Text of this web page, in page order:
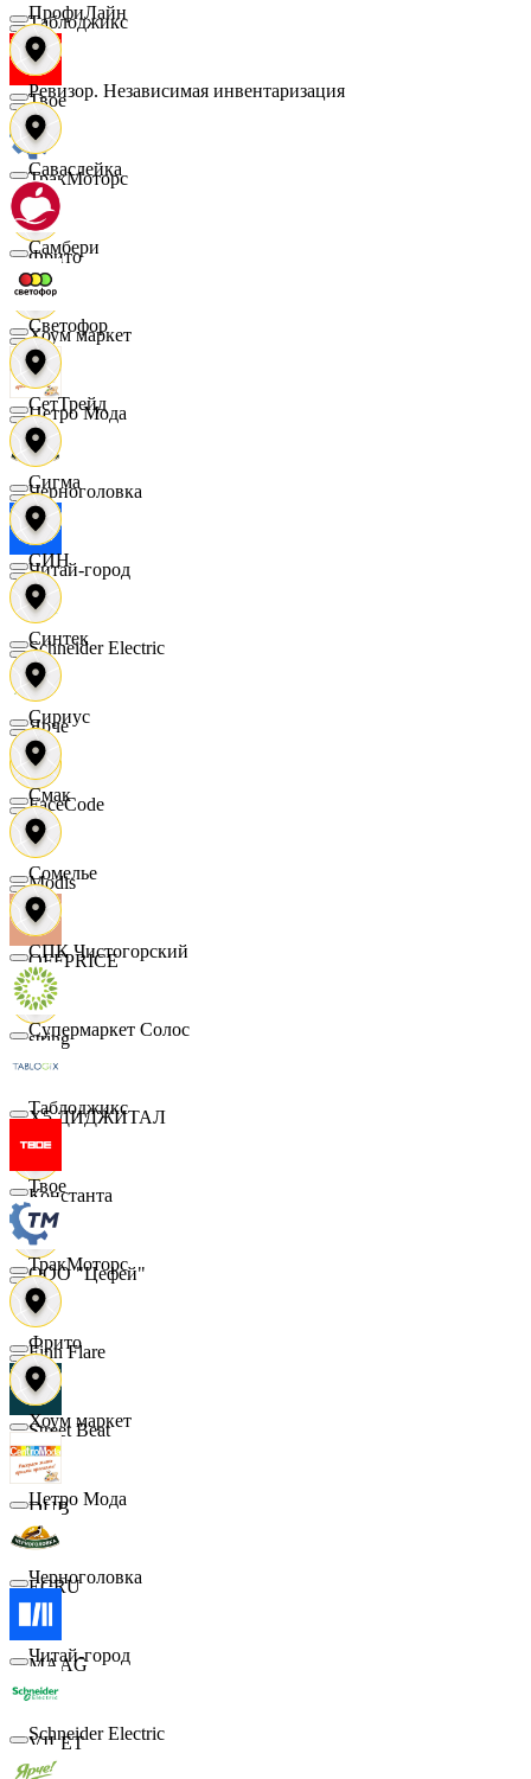
Таблоджикс
Твое
ТракМоторс
Фрито
Хоум маркет
Цетро Мода
Черноголовка
Читай-город
Schneider Electric
Ярче
FaceCode
Modis
OFFPRICE
string
X5 ДИДЖИТАЛ
Константа
ООО "Цефей"
Finn Flare
Street Beat
DUB
ECRU
MAAG
VILET
ПрофиЛайн
Ревизор. Независимая инвентаризация
Саваслейка
Самбери
Светофор
СетТрейд
Сигма
СИН
Синтек
Сириус
Смак
Сомелье
СПК Чистогорский
Супермаркет Солос
Таблоджикс
Твое
ТракМоторс
Фрито
Хоум маркет
Цетро Мода
Черноголовка
Читай-город
Schneider Electric